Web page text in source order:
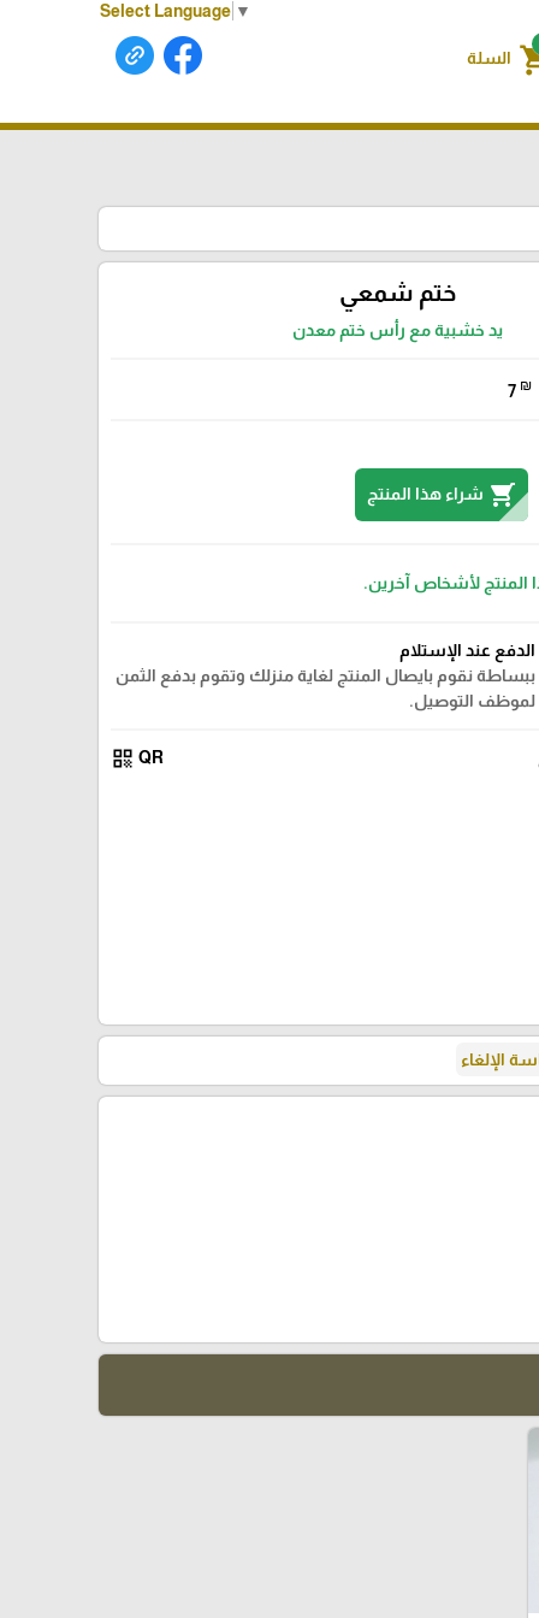
Select Language ▼
السلة
ختم شمعي
يد خشبية مع رأس ختم معدن
7 ₪
shopping_cart شراء هذا المنتج
المنتج لأشخاص آخرين.
الدفع عند الإستلام
ببساطة نقوم بايصال المنتج لغاية منزلك وتقوم بدفع الثمن
لموظف التوصيل.
QR
qr_code
الإلغاء